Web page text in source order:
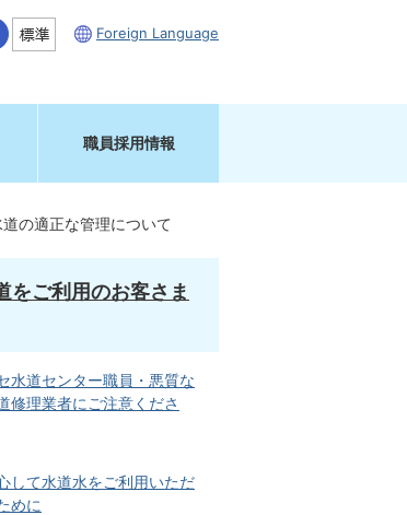
Foreign Language
職員採用情報
の適正な管理について
をご利用のお客さま
水道センター職員・悪質な
修理業者にご注意くださ
して水道水をご利用いただ
めに